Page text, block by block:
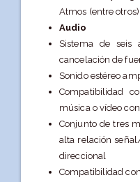
Atmos (entre otros)
Audio
Sistema de seis
cancelación de
Sonido estéreo
Compati­bilidad
música o vídeo
Conjunto de tres
alta relación
direccional
Compati­bilidad